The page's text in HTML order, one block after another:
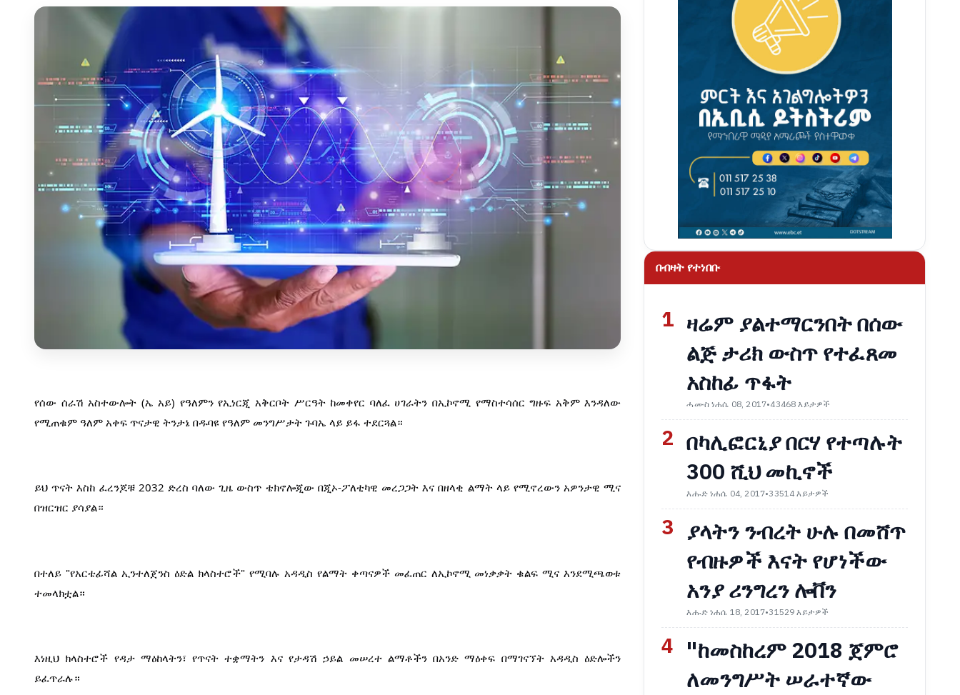
የሰው ሰራሽ አስተውሎት (ኤ አይ) የዓለምን የኢነርጂ አቅርቦት ሥርዓት ከመቀየር ባለፈ ሀገራትን በኢኮኖሚ የማስተሳሰር ግዙፍ አቅም እንዳለው
የሚጠቁም ዓለም አቀፍ ጥናታዊ ትንታኔ በዱባዩ የዓለም መንግሥታት ጉባኤ ላይ ይፋ ተደርጓል።
ይህ ጥናት እስከ ፈረንጆቹ 2032 ድረስ ባለው ጊዜ ውስጥ ቴክኖሎጂው በጂኦ-ፖለቲካዊ መረጋጋት እና በዘላቂ ልማት ላይ የሚኖረውን አዎንታዊ ሚና
በዝርዝር ያሳያል።
በተለይ "የአርቴፊሻል ኢንተለጀንስ ዕድል ክላስተሮች" የሚባሉ አዳዲስ የልማት ቀጣናዎች መፈጠር ለኢኮኖሚ መነቃቃት ቁልፍ ሚና እንደሚጫወቱ
ተመላክቷል።
እነዚህ ክላስተሮች የዳታ ማዕከላትን፣ የጥናት ተቋማትን እና የታዳሽ ኃይል መሠረተ ልማቶችን በአንድ ማዕቀፍ በማገናኘት አዳዲስ ዕድሎችን
ይፈጥራሉ።
በብዛት የተነበቡ
1 ዛሬም ያልተማርንበት በሰው
ልጅ ታሪክ ውስጥ የተፈጸመ
አስከፊ ጥፋት
ሓሙስ ነሐሴ 08, 2017•43468 እይታዎች
2 በካሊፎርኒያ በርሃ የተጣሉት
300 ሺህ መኪኖች
እሑድ ነሐሴ 04, 2017•33514 እይታዎች
3 ያላትን ንብረት ሁሉ በመሸጥ
የብዙዎች እናት የሆነችው
አንያ ሪንግረን ሎቨን
እሑድ ነሐሴ 18, 2017•31529 እይታዎች
4 "ከመስከረም 2018 ጀምሮ
ለመንግሥት ሠራተኛው